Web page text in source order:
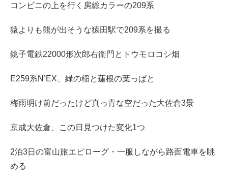
コンビニの上を行く房総カラーの209系
猿よりも熊が出そうな猿田駅で209系を撮る
銚子電鉄22000形次郎右衛門とトウモロコシ畑
E259系N’EX、緑の稲と蓮根の葉っぱと
梅雨明け前だったけど真っ青な空だった大佐倉3景
京成大佐倉、この日見つけた変化1つ
2泊3日の富山旅エピローグ・一服しながら路面電車を眺
める